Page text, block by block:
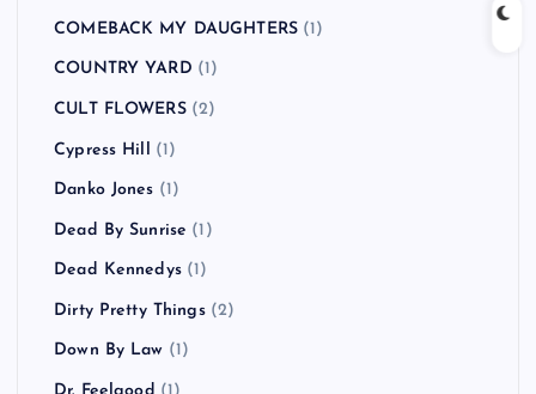
COMEBACK MY DAUGHTERS (1)
COUNTRY YARD (1)
CULT FLOWERS(2)
Cypress Hill (1)
Danko Jones (1)
Dead By Sunrise (1)
Dead Kennedys(1)
Dirty Pretty Things(2)
Down By Law (1)